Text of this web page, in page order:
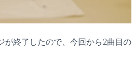
が終了したので、今回から2曲目の